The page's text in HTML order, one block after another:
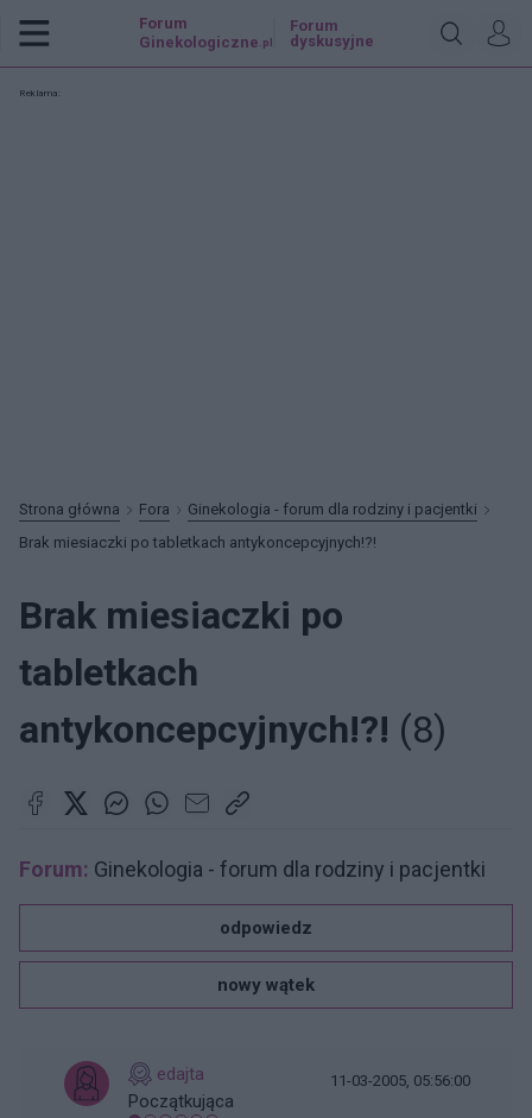
Forum
Ginekologiczne .pl
Forum
dyskusyjne
Reklama:
Strona główna Fora
Ginekologia - forum dla rodziny i pacjentki
Brak miesiaczki po tabletkach antykoncepcyjnych!?!
Brak miesiaczki po
tabletkach
antykoncepcyjnych!?! (8)
Forum: Ginekologia - forum dla rodziny i pacjentki
odpowiedz
nowy wątek
edajta
Początkująca
11-03-2005, 05:56:00